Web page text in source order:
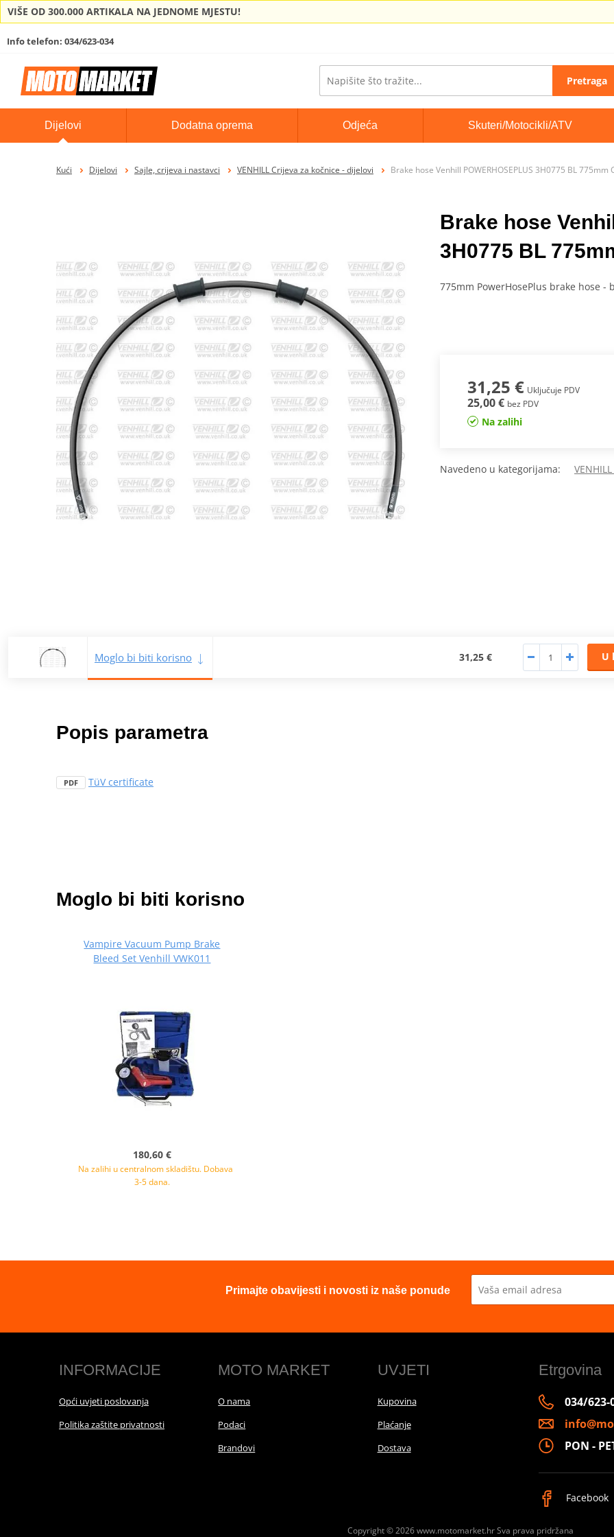
VIŠE OD 300.000 ARTIKALA NA JEDNOME MJESTU!
Info telefon: 034/623-034
Pretraga
Dijelovi Dodatna oprema Odjeća Skuteri/Motocikli/ATV
Kući Dijelovi Sajle, crijeva i nastavci VENHILL Crijeva za kočnice - dijelovi Brake hose Venhill POWERHOSEPLUS 3H0775 BL 775mm
Brake hose
3H0775 BL
775mm PowerHosePlus brake hose -
31,25 € Uključuje PDV
25,00 € bez PDV
Na zalihi
Navedeno u kategorijama:
Moglo bi biti korisno 31,25 € U
Popis parametra
PDF TüV certificate
Moglo bi biti korisno
Vampire Vacuum Pump Brake
Bleed Set Venhill VWK011
180,60 €
Na zalihi u centralnom skladištu. Dobava
3-5 dana.
Primajte obavijesti i novosti iz naše ponude
INFORMACIJE
Opći uvjeti poslovanja
Politika zaštite privatnosti
MOTO MARKET
O nama
Podaci
Brandovi
UVJETI
Kupovina
Plaćanje
Dostava
Etrgovina
034/623-
PON -
Facebook
Copyright © 2026 www.motomarket.hrSva prava pridržana